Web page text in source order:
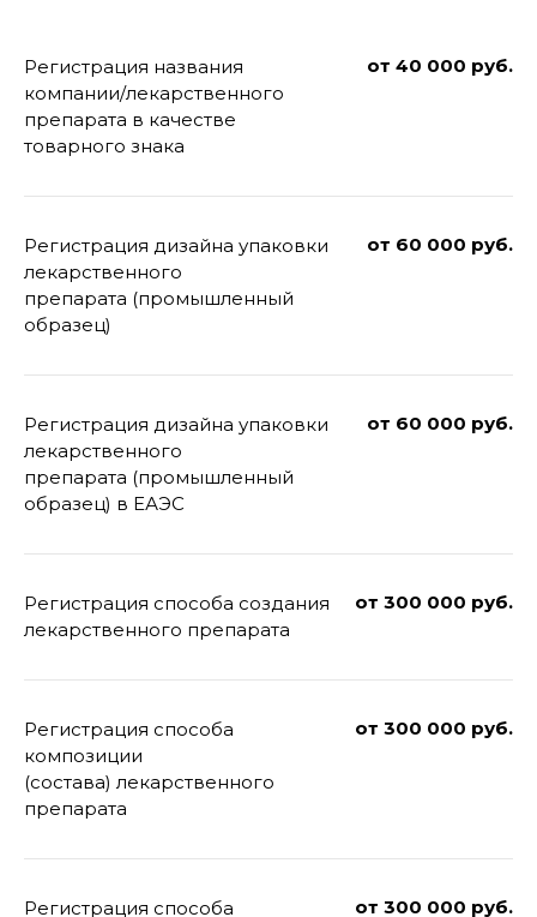
Регистрация названия
компании/лекарственного
препарата в качестве
товарного знака
от 40 000 руб.
Регистрация дизайна упаковки
лекарственного
препарата (промышленный
образец)
от 60 000 руб.
Регистрация дизайна упаковки
лекарственного
препарата (промышленный
образец) в ЕАЭС
от 60 000 руб.
Регистрация способа создания
лекарственного препарата
от 300 000 руб.
Регистрация способа
композиции
(состава) лекарственного
препарата
от 300 000 руб.
Регистрация способа от 300 000 руб.